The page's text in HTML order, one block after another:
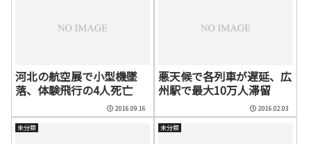
河北の航空展で小型機墜
落、体験飛行の4人死亡
2016.09.16
悪天候で各列車が遅延、広
州駅で最大10万人滞留
2016.02.03
未分類 未分類